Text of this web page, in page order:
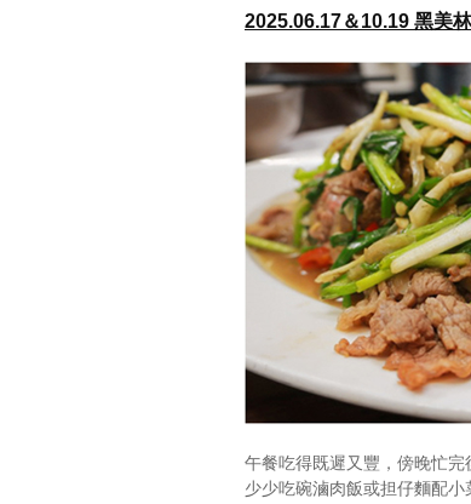
2025.06.17＆10.19 黑美林
午餐吃得既遲又豐，傍晚忙
少少吃碗滷肉飯或担仔麵配小